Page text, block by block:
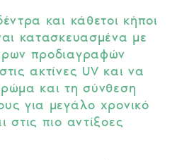
και κάθετοι κήποι
κατασκευασμένα με
προδιαγραφών
ακτίνες UV και να
και τη σύνθεση
για μεγάλο χρονικό
στις πιο αντίξοες